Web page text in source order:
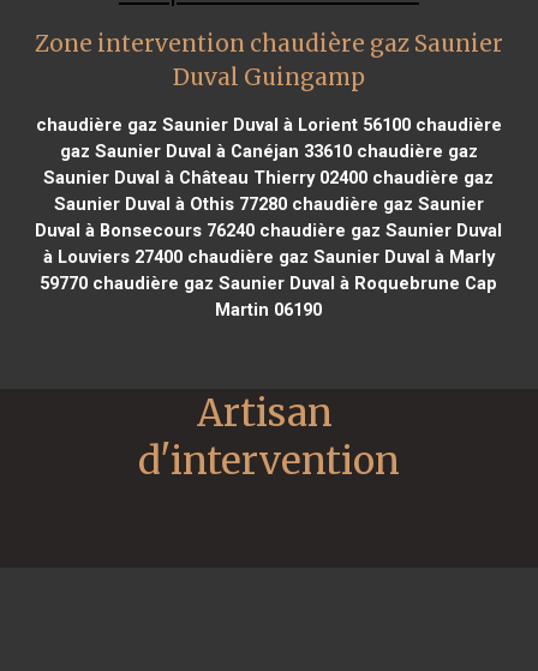
Zone intervention chaudière gaz Saunier
Duval Guingamp
chaudière gaz Saunier Duval à Lorient 56100chaudière
gaz Saunier Duval à Canéjan 33610chaudière gaz
Saunier Duval à Château Thierry 02400 chaudière gaz
Saunier Duval à Othis 77280chaudière gaz Saunier
Duval à Bonsecours 76240 chaudière gaz Saunier Duval
à Louviers 27400chaudière gaz Saunier Duval à Marly
59770 chaudière gaz Saunier Duval à Roquebrune Cap
Martin 06190
Artisan
d'intervention